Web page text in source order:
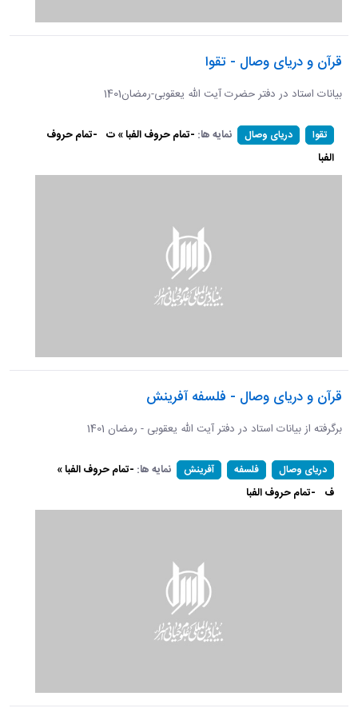
قرآن و دریای وصال - تقوا
بیانات استاد در دفتر حضرت آیت الله یعقوبی-رمضان1401
تقوا دریای وصال نمایه ها: -تمام حروف الفبا » ت -تمام حروف
الفبا
قرآن و دریای وصال - فلسفه آفرینش
برگرفته از بیانات استاد در دفتر آیت الله یعقوبی - رمضان 1401
دریای وصال فلسفه آفرینش نمایه ها: -تمام حروف الفبا »
ف -تمام حروف الفبا